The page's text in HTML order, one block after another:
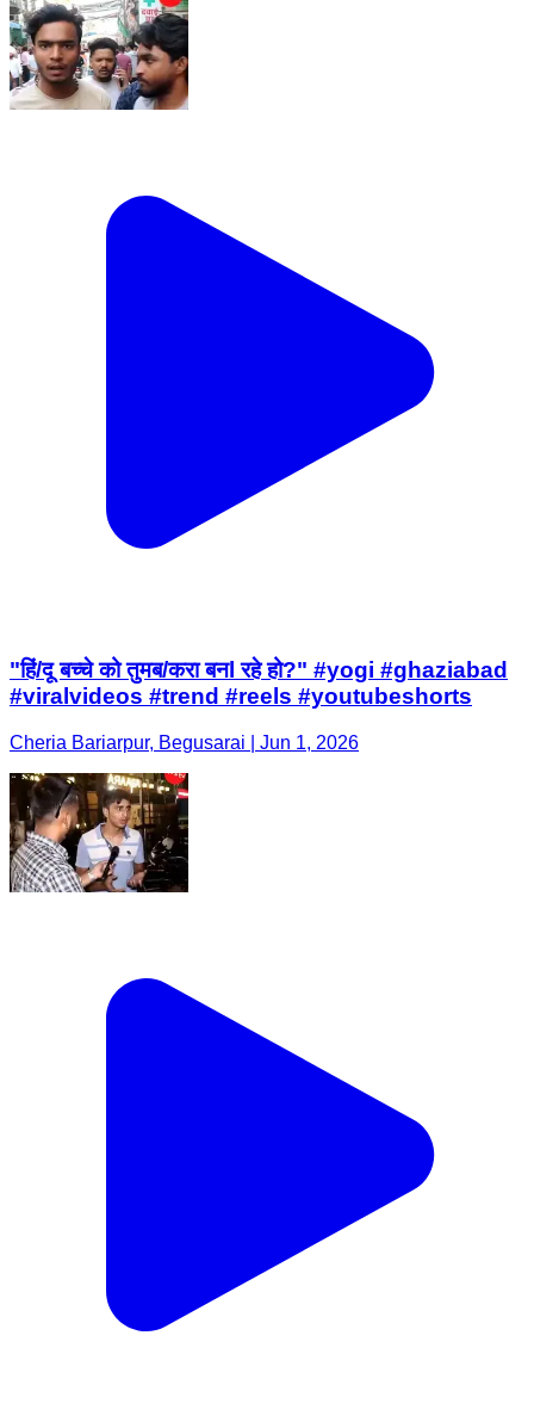
"हिं/दू बच्चे को तुमब/करा बनl रहे हो?" #yogi #ghaziabad
#viralvideos #trend #reels #youtubeshorts
Cheria Bariarpur, Begusarai | Jun 1, 2026